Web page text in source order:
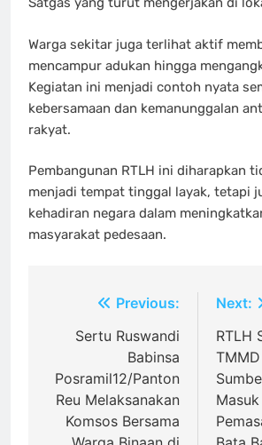
Warga sekitar juga terlihat aktif
mencampur adukan hingga
Kegiatan ini menjadi contoh nyata
kebersamaan dan kemanunggalan
rakyat.
Pembangunan RTLH ini diharapkan
menjadi tempat tinggal layak, tetapi
kehadiran negara dalam
masyarakat pedesaan.
Navigasi
pos
Previous:
Sertu Ruswandi
Babinsa
Posramil12/Panton
Reu Melaksanakan
Komsos Bersama
Next:
RTLH